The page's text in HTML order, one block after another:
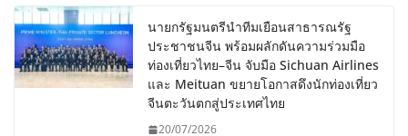
นายกรัฐมนตรีนำทีมเยือนสาธารณรัฐ
ประชาชนจีน พร้อมผลักดันความร่วมมือ
ท่องเที่ยวไทย–จีน จับมือ Sichuan Airlines
และ Meituan ขยายโอกาสดึงนักท่องเที่ยว
จีนตะวันตกสู่ประเทศไทย
20/07/2026